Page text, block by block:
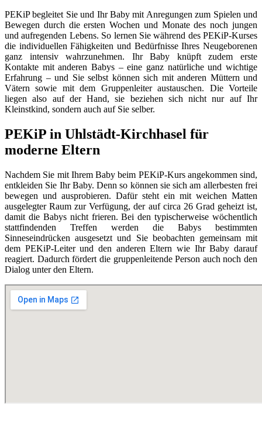
PEKiP begleitet Sie und Ihr Baby mit Anregungen zum Spielen und
Bewegen durch die ersten Wochen und Monate des noch jungen
und aufregenden Lebens. So lernen Sie während des PEKiP-Kurses
die individuellen Fähigkeiten und Bedürfnisse Ihres Neugeborenen
ganz intensiv wahrzunehmen. Ihr Baby knüpft zudem erste
Kontakte mit anderen Babys – eine ganz natürliche und wichtige
Erfahrung – und Sie selbst können sich mit anderen Müttern und
Vätern sowie mit dem Gruppenleiter austauschen. Die Vorteile
liegen also auf der Hand, sie beziehen sich nicht nur auf Ihr
Kleinstkind, sondern auch auf Sie selber.
PEKiP in Uhlstädt-Kirchhasel für
moderne Eltern
Nachdem Sie mit Ihrem Baby beim PEKiP-Kurs angekommen sind,
entkleiden Sie Ihr Baby. Denn so können sie sich am allerbesten frei
bewegen und ausprobieren. Dafür steht ein mit weichen Matten
ausgelegter Raum zur Verfügung, der auf circa 26 Grad geheizt ist,
damit die Babys nicht frieren. Bei den typischerweise wöchentlich
stattfindenden Treffen werden die Babys bestimmten
Sinneseindrücken ausgesetzt und Sie beobachten gemeinsam mit
dem PEKiP-Leiter und den anderen Eltern wie Ihr Baby darauf
reagiert. Dadurch fördert die gruppenleitende Person auch noch den
Dialog unter den Eltern.